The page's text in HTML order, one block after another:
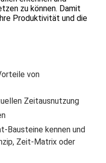
zu können. Damit
Produktivität und die
von
Zeitausnutzung
Bausteine kennen und
Zeit-Matrix oder